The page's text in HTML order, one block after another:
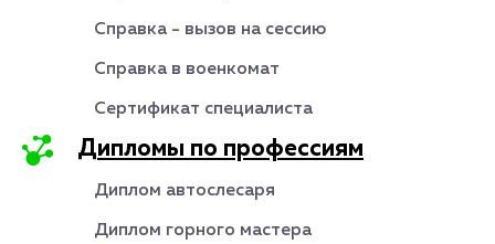
Справка - вызов на сессию
Справка в военкомат
Сертификат специалиста
Дипломы по профессиям
Диплом автослесаря
Диплом горного мастера